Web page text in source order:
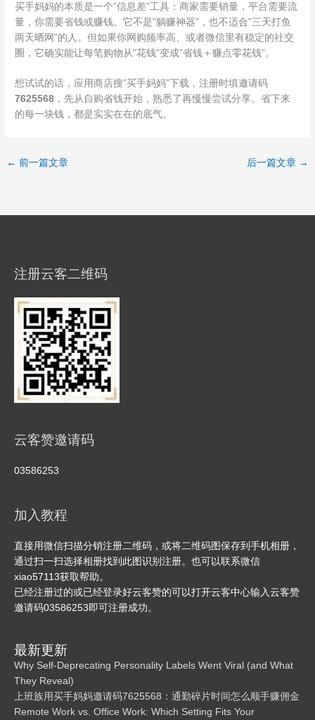
买手妈妈的本质是一个”信息差”工具：商家需要销量，平台需要流
量，你需要省钱或赚钱。它不是”躺赚神器”，也不适合”三天打鱼
两天晒网”的人。但如果你网购频率高、或者微信里有稳定的社交
圈，它确实能让每笔购物从”花钱”变成”省钱＋赚点零花钱”。
想试试的话，应用商店搜”买手妈妈”下载，注册时填邀请码
7625568 ，先从自购省钱开始，熟悉了再慢慢尝试分享。省下来
的每一块钱，都是实实在在的底气。
← 前一篇文章 后一篇文章 →
注册云客二维码
云客赞邀请码
03586253
加入教程
直接用微信扫描分销注册二维码，或将二维码图保存到手机相册，
通过扫一扫选择相册找到此图识别注册。也可以联系微信
xiao57113获取帮助。
已经注册过的或已经登录好云客赞的可以打开云客中心输入云客赞
邀请码03586253即可注册成功。
最新更新
Why Self-Deprecating Personality Labels Went Viral (and What
They Reveal)
上班族用买手妈妈邀请码7625568：通勤碎片时间怎么顺手赚佣金
Remote Work vs. Office Work: Which Setting Fits Your